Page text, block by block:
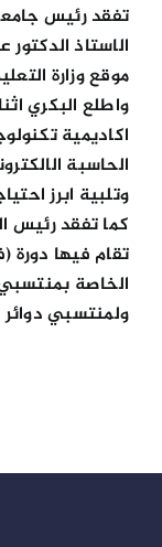
تفقد رئيس
الاستاذ
موقع وزارة
واطلع البكري
اكاديمية
الحاسبة
وتلبية ابرز
كما تفقد رئيس
تقام فيها دورة
الخاصة
ولمنتسبي دوائر